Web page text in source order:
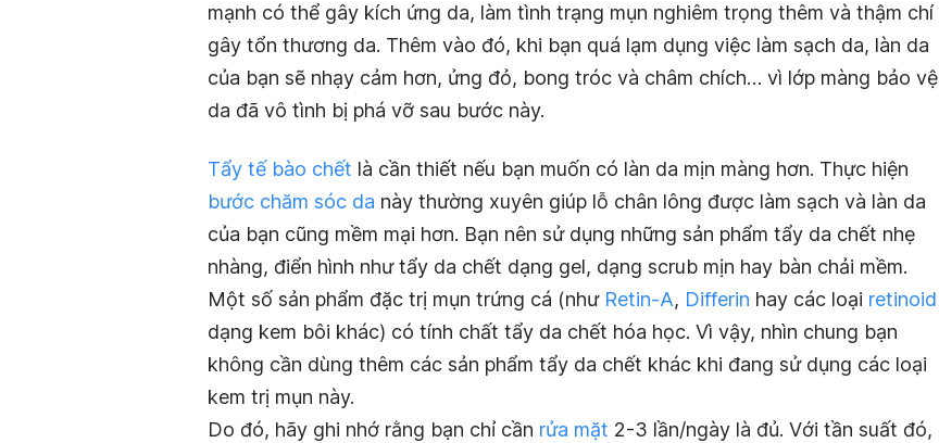
mạnh có thể gây kích ứng da, làm tình trạng mụn nghiêm trọng thêm và thậm chí
gây tổn thương da. Thêm vào đó, khi bạn quá lạm dụng việc làm sạch da, làn da
của bạn sẽ nhạy cảm hơn, ửng đỏ, bong tróc và châm chích… vì lớp màng bảo vệ
da đã vô tình bị phá vỡ sau bước này.
Tẩy tế bào chết là cần thiết nếu bạn muốn có làn da mịn màng hơn. Thực hiện
bước chăm sóc da này thường xuyên giúp lỗ chân lông được làm sạch và làn da
của bạn cũng mềm mại hơn. Bạn nên sử dụng những sản phẩm tẩy da chết nhẹ
nhàng, điển hình như tẩy da chết dạng gel, dạng scrub mịn hay bàn chải mềm.
Một số sản phẩm đặc trị mụn trứng cá (như Retin-A, Differin hay các loại retinoid
dạng kem bôi khác) có tính chất tẩy da chết hóa học. Vì vậy, nhìn chung bạn
không cần dùng thêm các sản phẩm tẩy da chết khác khi đang sử dụng các loại
kem trị mụn này.
Do đó, hãy ghi nhớ rằng bạn chỉ cần rửa mặt 2-3 lần/ngày là đủ. Với tần suất đó,